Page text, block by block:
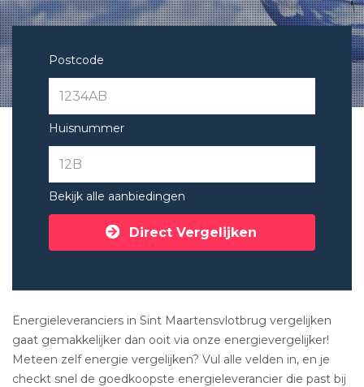
Postcode
Huisnummer
Bekijk alle aanbiedingen
Direct Vergelijken
Energieleveranciers in Sint Maartensvlotbrug vergelijken
gaat gemakkelijker dan ooit via onze energievergelijker!
Meteen zelf energie vergelijken? Vul alle velden in, en je
checkt snel de goedkoopste energieleverancier die past bij